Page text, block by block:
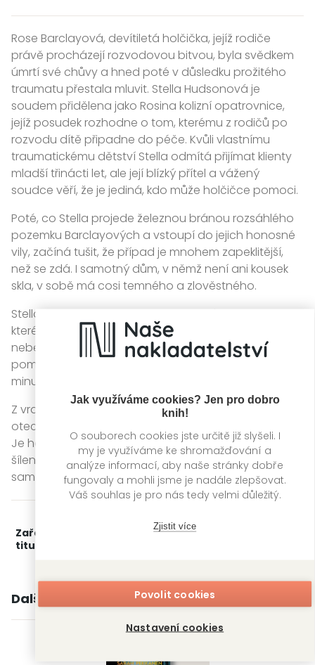
Jak využíváme cookies? Jen pro dobro
knih!
O souborech cookies jste určitě již slyšeli. I
my je využíváme ke shromažďování a
analýze informací, aby naše stránky dobře
fungovaly a mohli jsme je nadále zlepšovat.
Váš souhlas je pro nás tedy velmi důležitý.
Zjistit více
Povolit cookies
Nastavení cookies
Rose Barclayová, devítiletá holčička, jejíž rodiče
právě procházejí rozvodovou bitvou, byla svědkem
úmrtí své chůvy a hned poté v důsledku prožitého
traumatu přestala mluvit. Stella Hudsonová je
soudem přidělena jako Rosina kolizní opatrovnice,
jejíž posudek rozhodne o tom, kterému z rodičů po
rozvodu dítě připadne do péče. Kvůli vlastnímu
traumatickému dětství Stella odmítá přijímat klienty
mladší třinácti let, ale její blízký přítel a vážený
soudce věří, že je jediná, kdo může holčičce pomoci.
Poté, co Stella projede železnou bránou rozsáhlého
pozemku Barclayových a vstoupí do jejich honosné
vily, začíná tušit, že případ je mnohem zapeklitější,
než se zdá. I samotný dům, v němž není ani kousek
skla, v sobě má cosi temného a zlověstného.
Stella postupně odhaluje znepokojivé skutečnosti,
které se rodina zoufale snaží utajit, a smyčka
nebezpečí se začíná stahovat i kolem ní. Ve snaze
pomoct němé holčičce se vynořuje i Stellina vlastní
minulost, s níž se potřebuje vyrovnat.
Z vraždy chůvy jsou podezřelí všichni – Rosina matka,
otec i invalidní babička. A dokonce i samotná Rose.
Je holčička, kterou má Stella chránit, nebezpečným
šílencem, před nímž by se naopak měla chránit ona
sama?
Zařažení
titulu:
Detektivky, thrillery a true
Další knihy autora